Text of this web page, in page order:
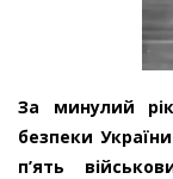
За минулий
безпеки України
п’ять